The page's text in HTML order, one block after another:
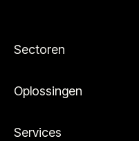
Sectoren
Oplossingen
Services